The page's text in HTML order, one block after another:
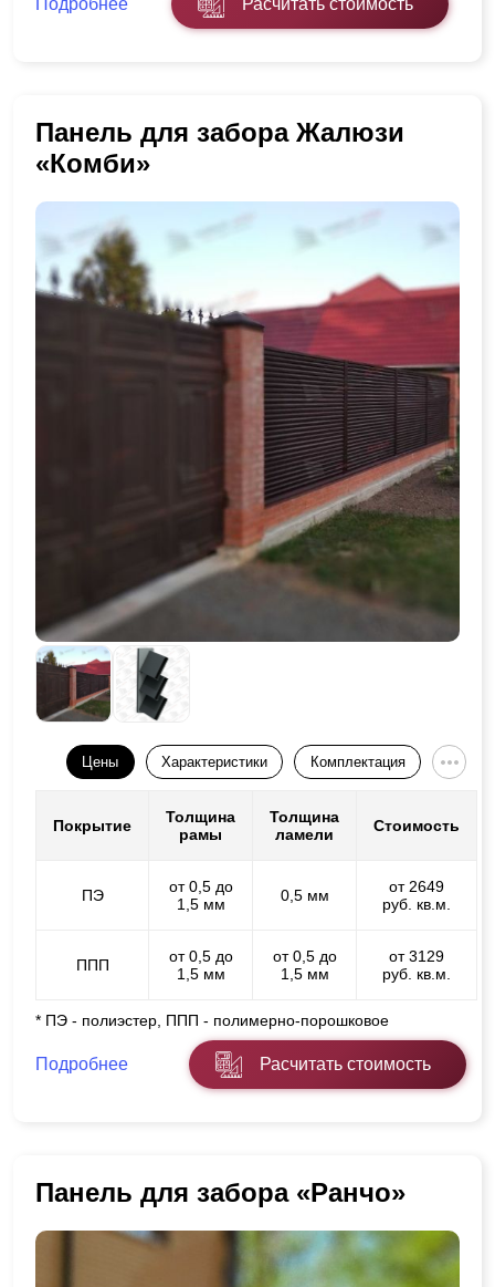
Панель для забора Жалюзи
«Комби»
Цены Характеристики Комплектация
Покрытие
Толщина
рамы
Толщина
ламели
Стоимость
ПЭ
от 0,5 до
1,5 мм
0,5 мм
от 2649
руб. кв.м.
ППП
от 0,5 до
1,5 мм
от 0,5 до
1,5 мм
от 3129
руб. кв.м.
* ПЭ - полиэстер, ППП - полимерно-порошковое
Подробнее Расчитать стоимость
Панель для забора «Ранчо»